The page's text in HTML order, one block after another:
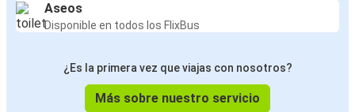
Aseos
Disponible en todos los FlixBus
¿Es la primera vez que viajas con nosotros?
Más sobre nuestro servicio